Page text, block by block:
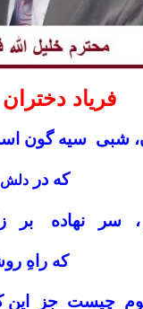
فریاد
شبی سیه‌ گون
که در دلش
سر نهاده بر
که راهِ
چیست جز این‌